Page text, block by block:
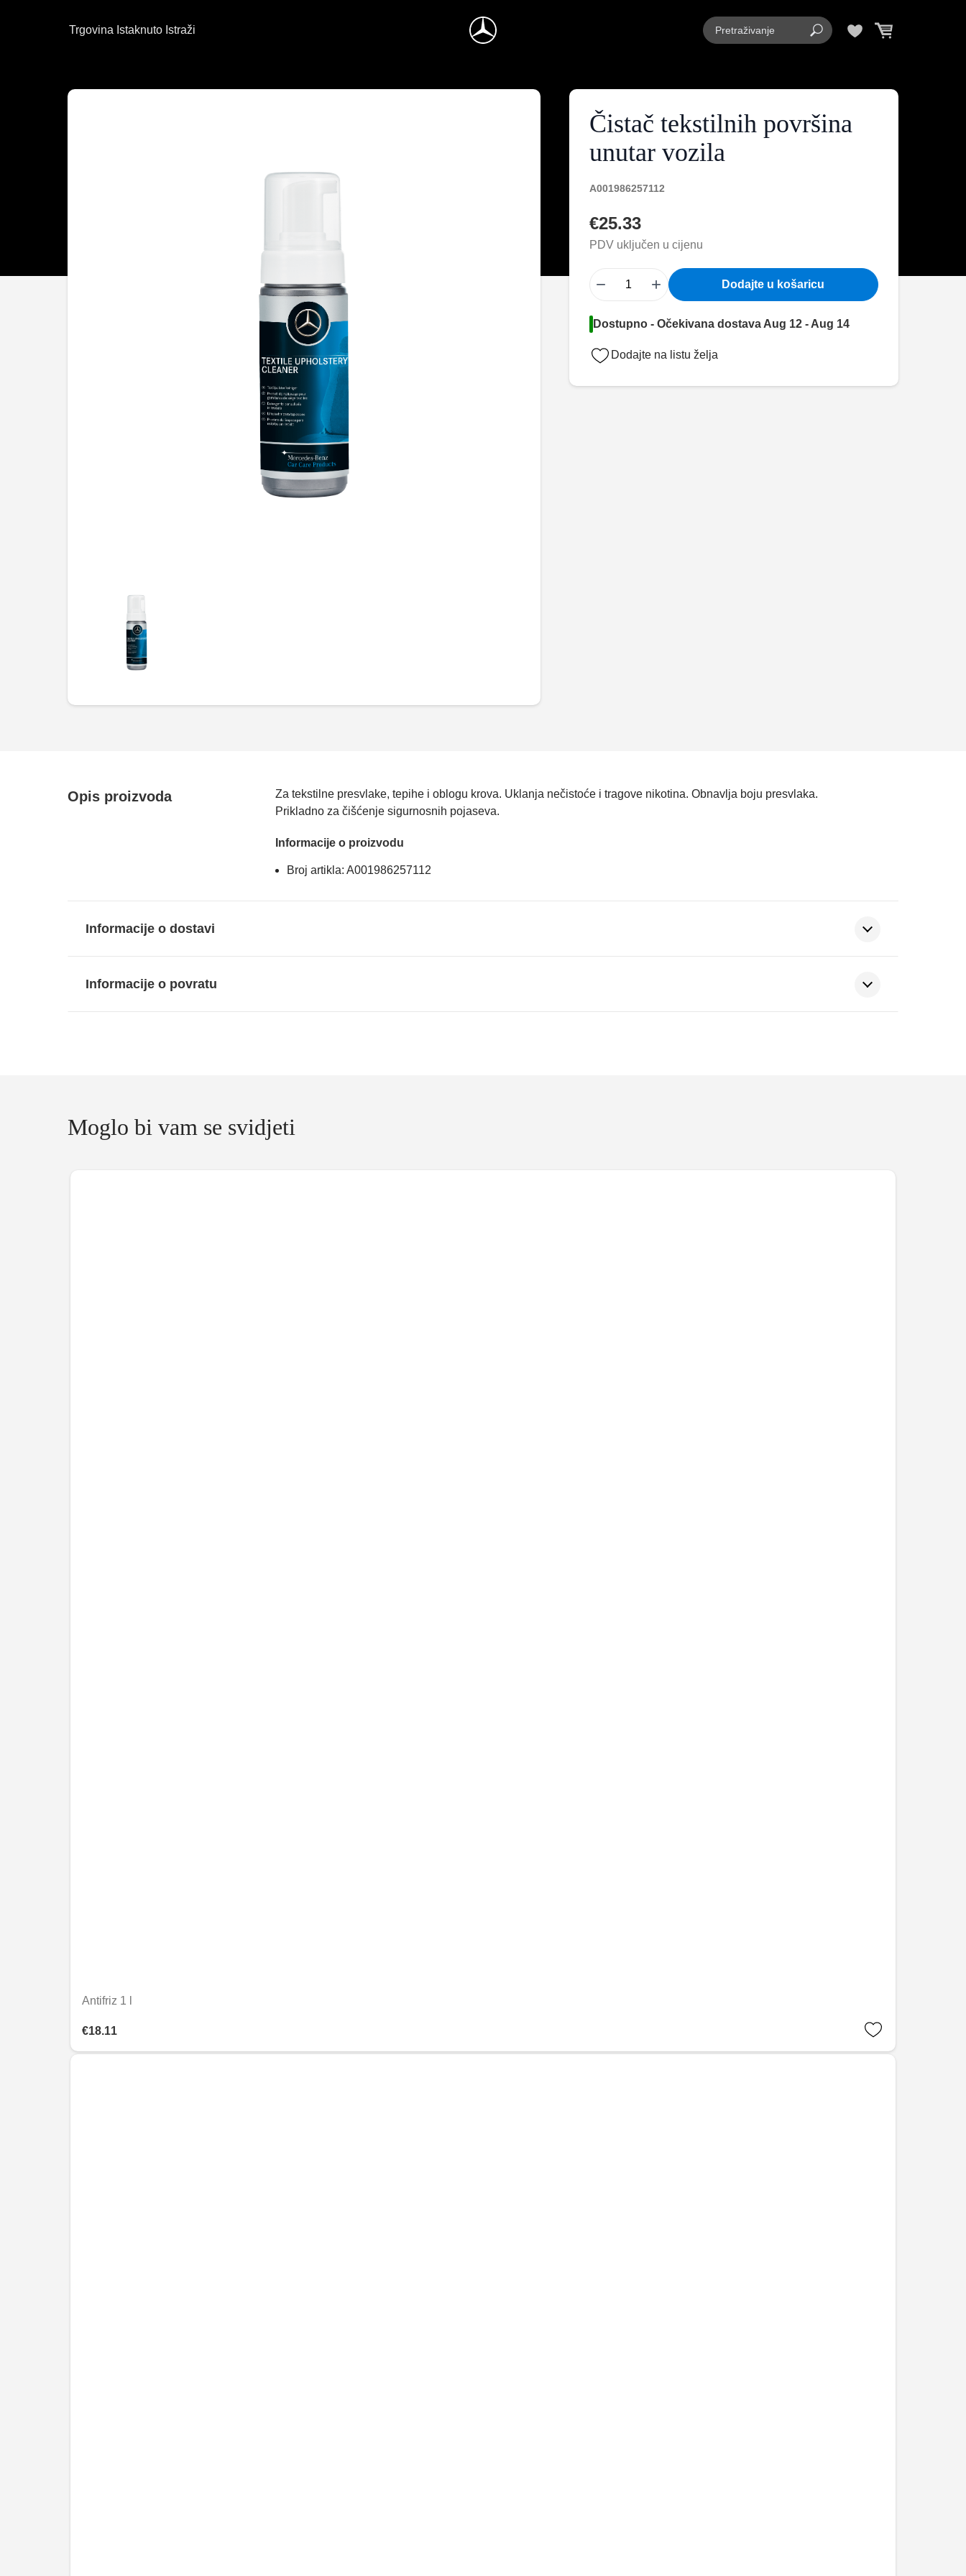
Trgovina Istaknuto Istraži
Čistač tekstilnih površina
unutar vozila
A001986257112
€25.33
PDV uključen u cijenu
− + Dodajte u košaricu
Dostupno - Očekivana dostava Aug 12 - Aug 14
Dodajte na listu želja
Opis proizvoda
Za tekstilne presvlake, tepihe i oblogu krova. Uklanja nečistoće i tragove nikotina. Obnavlja boju presvlaka.
Prikladno za čišćenje sigurnosnih pojaseva.
Informacije o proizvodu
Broj artikla: A001986257112
Informacije o dostavi
Informacije o povratu
Moglo bi vam se svidjeti
Antifriz 1 l
€18.11